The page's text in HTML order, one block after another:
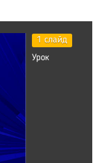
1 слайд
Урок